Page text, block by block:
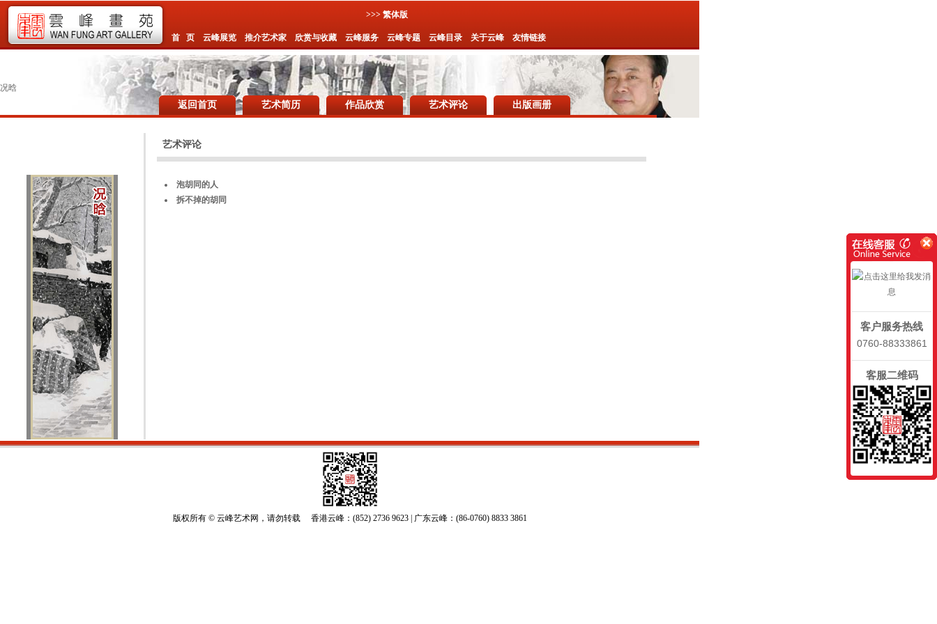
>>> 繁体版
首 页 云峰展览 推介艺术家 欣赏与收藏 云峰服务 云峰专题 云峰目录 关于云峰 友情链接
况晗
返回首页 艺术简历 作品欣赏 艺术评论 出版画册
艺术评论
泡胡同的人
拆不掉的胡同
版权所有 © 云峰艺术网，请勿转载 香港云峰：(852) 2736 9623 | 广东云峰：(86-0760) 8833 3861
客户服务热线
0760-88333861
客服二维码